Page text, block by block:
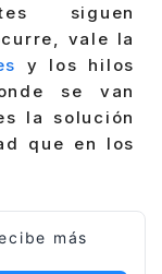
siguen
vale la
y los hilos
se van
la solución
que en los
más